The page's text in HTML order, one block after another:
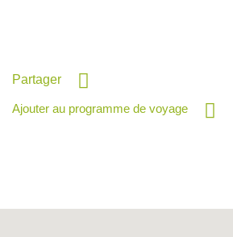
Partager
Ajouter au programme de voyage